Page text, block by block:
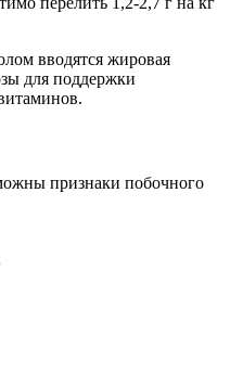
вводятся жировая
для поддержки
признаки побочного